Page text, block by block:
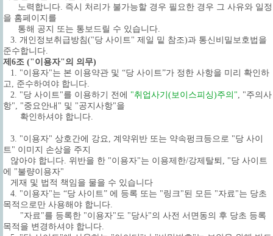
노력합니다. 즉시 처리가 불가능할 경우 필요한 경우 그 사유와 일정
을 홈페이지를
통해 공지 또는 통보드릴 수 있습니다.
3. 개인정보취급방침("당 사이트" 제일 밑 참조)과 통신비밀보호법을
준수합니다.
제6조 ("이용자"의 의무)
1. "이용자"는 본 이용약관 및 “당 사이트”가 정한 사항을 미리 확인하
고, 준수하여야 합니다.
2. "당 사이트"를 이용하기 전에 "취업사기(보이스피싱)주의", "주의사
항", "중요안내" 및 "공지사항"을
확인하셔야 합니다.
3. "이용자" 상호간에 강요, 계약위반 또는 약속펑크등으로 "당 사이
트" 이미지 손상을 주지
않아야 합니다. 위반을 한 "이용자"는 이용제한/강제탈퇴, "당 사이트
에 "불량이용자"
게재 및 법적 책임을 물을 수 있습니다
4. "이용자"는 “당 사이트” 에 등록 또는 "링크"된 모든 "자료"는 당초
목적으로만 사용해야 합니다.
"자료"를 등록한 "이용자"도 "당사"의 사전 서면동의 후 당초 등록
목적을 변경하셔야 합니다.